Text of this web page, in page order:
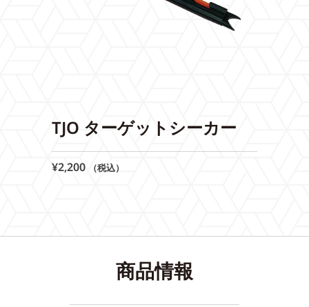
TJO ターゲットシーカー
¥2,200 （税込）
商品情報